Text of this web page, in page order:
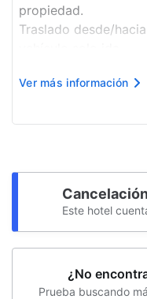
Bodas
Recepción 24
Golf
Propiedad
propiedad.
Traslado desde/
de hora, sujeto a
La lista anterior
Ver más información
Este hotel
¿No
Prueba buscando